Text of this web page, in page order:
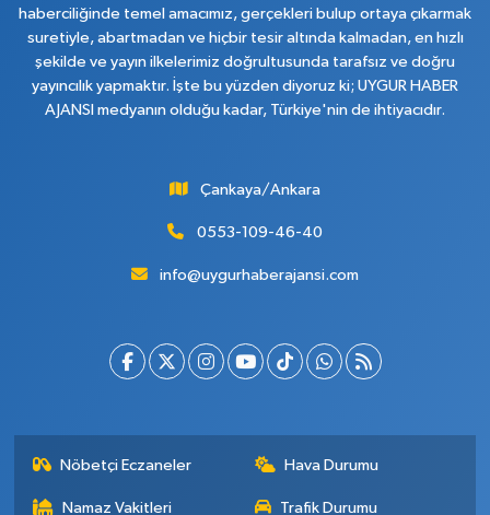
haberciliğinde temel amacımız, gerçekleri bulup ortaya çıkarmak
suretiyle, abartmadan ve hiçbir tesir altında kalmadan, en hızlı
şekilde ve yayın ilkelerimiz doğrultusunda tarafsız ve doğru
yayıncılık yapmaktır. İşte bu yüzden diyoruz ki; UYGUR HABER
AJANSI medyanın olduğu kadar, Türkiye'nin de ihtiyacıdır.
Çankaya/Ankara
0553-109-46-40
info@uygurhaberajansi.com
Nöbetçi Eczaneler Hava Durumu
Namaz Vakitleri Trafik Durumu